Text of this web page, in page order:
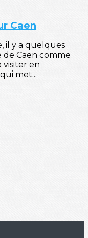
Caen
il y a quelques
Caen comme
visiter en
met...